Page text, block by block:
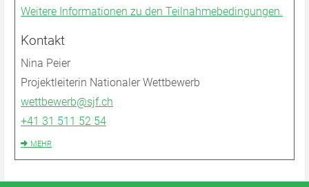
Weitere Informationen zu den Teilnahmebedingungen.
Kontakt
Nina Peier
Projektleiterin Nationaler Wettbewerb
wettbewerb@sjf.ch
+41 31 511 52 54
MEHR